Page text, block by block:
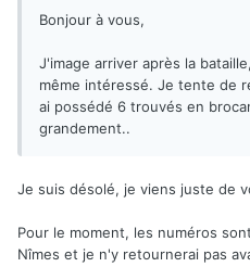
Bonjour à vous,
J'image arriver après la
même intéressé. Je tente de
ai possédé 6 trouvés en
grandement..
Je suis désolé, je viens juste de
Pour le moment, les numéros
Nîmes et je n'y retournerai pas